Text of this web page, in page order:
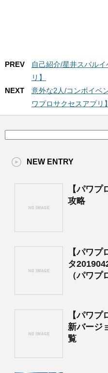
PREV
自己紹介/星井スバル
リ】
NEXT
意外な2人/コンボイベ
ワプロサクセスアプリ】
NEW ENTRY
【パワ
攻略
【パワ
タ
（パワプ
【パワ
新バージ
覧